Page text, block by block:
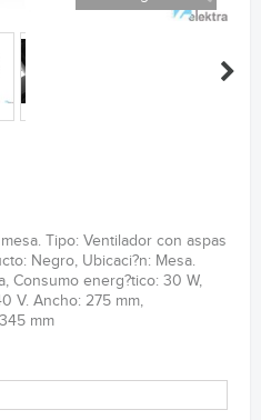
Tipo: Ventilador con aspas
Negro, Ubicaci?n: Mesa.
Consumo energ?tico: 30 W,
V. Ancho: 275 mm,
mm